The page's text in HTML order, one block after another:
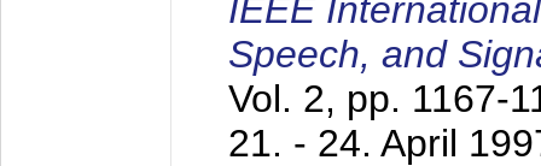
IEEE
Speech, and
Vol. 2, pp. 1167-
21. - 24. April